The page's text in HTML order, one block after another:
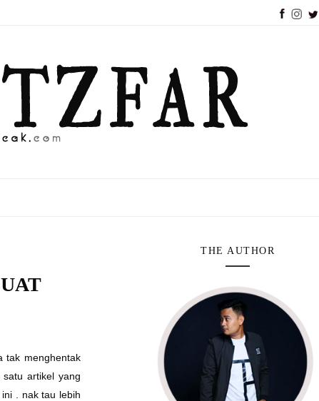
tak menghentak
artikel yang
. nak tau lebih
THE AUTHOR